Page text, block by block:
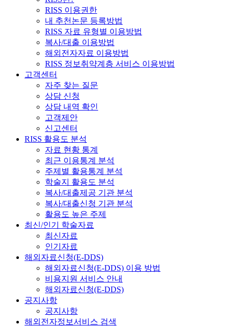
RISS 이용권한
내 추천논문 등록방법
RISS 자료 유형별 이용방법
복사/대출 이용방법
해외전자자료 이용방법
RISS 정보취약계층 서비스 이용방법
고객센터
자주 찾는 질문
상담 신청
상담 내역 확인
고객제안
신고센터
RISS 활용도 분석
자료 현황 통계
최근 이용통계 분석
주제별 활용통계 분석
학술지 활용도 분석
복사/대출제공 기관 분석
복사/대출신청 기관 분석
활용도 높은 주제
최신/인기 학술자료
최신자료
인기자료
해외자료신청(E-DDS)
해외자료신청(E-DDS) 이용 방법
비용지원 서비스 안내
해외자료신청(E-DDS)
공지사항
공지사항
해외전자정보서비스 검색